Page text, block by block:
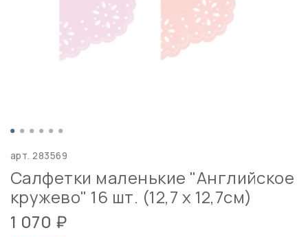
арт.283569
Салфетки маленькие "Английское
кружево" 16 шт. (12,7 х 12,7см)
1 070 ₽